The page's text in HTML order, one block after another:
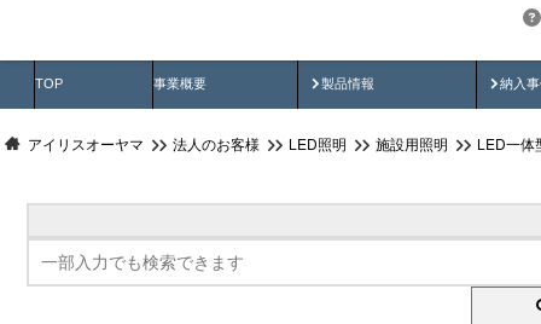
TOP 事業概要 製品情報
製品動画 納入
納
アイリスオーヤマ 法人のお客様 LED照明 施設用照明 LED一体